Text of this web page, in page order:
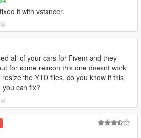
fixed it with vstancer.
all of your cars for Fivem and they
for some reason this one doesnt work
the YTD files, do you know if this
you can fix?